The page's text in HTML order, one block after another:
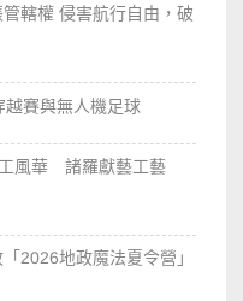
轄權 侵害航行自由，破
賽與無人機足球
風華 諸羅獻藝工藝
2026地政魔法夏令營」